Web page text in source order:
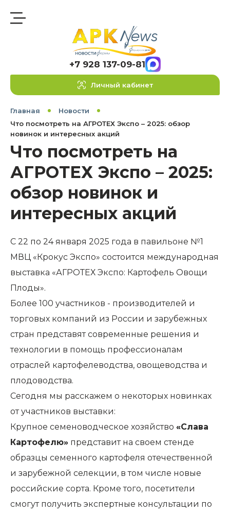
+7 928 137-09-81
Личный кабинет
Главная
Новости
Что посмотреть на АГРОТЕХ Экспо – 2025: обзор
новинок и интересных акций
Что посмотреть на
АГРОТЕХ Экспо – 2025:
обзор новинок и
интересных акций
С 22 по 24 января 2025 года в павильоне №1
МВЦ «Крокус Экспо» состоится международная
выставка «АГРОТЕХ Экспо: Картофель Овощи
Плоды».
Более 100 участников - производителей и
торговых компаний из России и зарубежных
стран представят современные решения и
технологии в помощь профессионалам
отраслей картофелеводства, овощеводства и
плодоводства.
Сегодня мы расскажем о некоторых новинках
от участников выставки:
Крупное семеноводческое хозяйство «Слава
Картофелю» представит на своем стенде
образцы семенного картофеля отечественной
и зарубежной селекции, в том числе новые
российские сорта. Кроме того, посетители
смогут получить экспертные консультации по